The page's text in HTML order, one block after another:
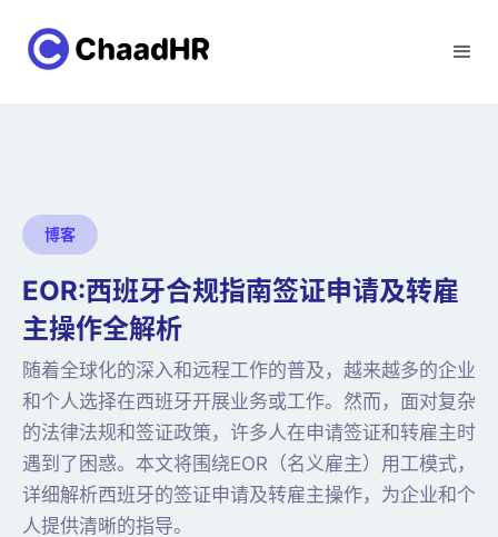
博客
EOR:西班牙合规指南签证申请及转雇
主操作全解析
随着全球化的深入和远程工作的普及，越来越多的企业
和个人选择在西班牙开展业务或工作。然而，面对复杂
的法律法规和签证政策，许多人在申请签证和转雇主时
遇到了困惑。本文将围绕EOR（名义雇主）用工模式，
详细解析西班牙的签证申请及转雇主操作，为企业和个
人提供清晰的指导。